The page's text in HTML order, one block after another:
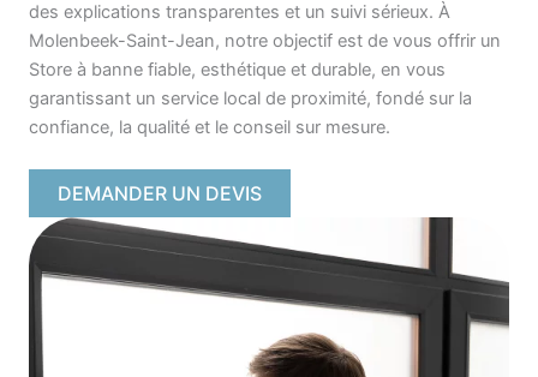
des explications transparentes et un suivi sérieux. À
Molenbeek-Saint-Jean, notre objectif est de vous offrir un
Store à banne fiable, esthétique et durable, en vous
garantissant un service local de proximité, fondé sur la
confiance, la qualité et le conseil sur mesure.
DEMANDER UN DEVIS